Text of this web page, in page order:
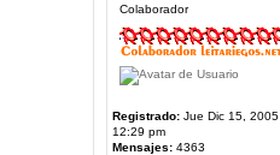
Colaborador
Registrado:Jue Dic 15, 2005
12:29 pm
Mensajes:4363